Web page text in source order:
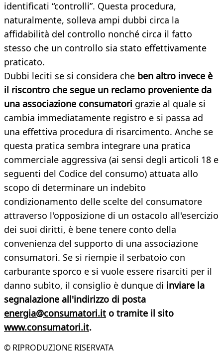
identificati “controlli”. Questa procedura,
naturalmente, solleva ampi dubbi circa la
affidabilità del controllo nonché circa il fatto
stesso che un controllo sia stato effettivamente
praticato.
Dubbi leciti se si considera che ben altro invece è
il riscontro che segue un reclamo proveniente da
una associazione consumatori grazie al quale si
cambia immediatamente registro e si passa ad
una effettiva procedura di risarcimento. Anche se
questa pratica sembra integrare una pratica
commerciale aggressiva (ai sensi degli articoli 18 e
seguenti del Codice del consumo) attuata allo
scopo di determinare un indebito
condizionamento delle scelte del consumatore
attraverso l'opposizione di un ostacolo all'esercizio
dei suoi diritti, è bene tenere conto della
convenienza del supporto di una associazione
consumatori. Se si riempie il serbatoio con
carburante sporco e si vuole essere risarciti per il
danno subìto, il consiglio è dunque di inviare la
segnalazione all'indirizzo di posta
energia@consumatori.it o tramite il sito
www.consumatori.it.
© RIPRODUZIONE RISERVATA